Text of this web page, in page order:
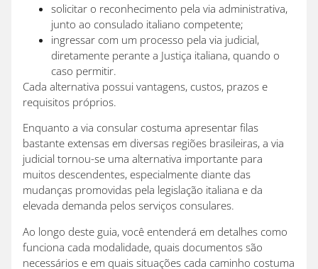
solicitar o reconhecimento pela via administrativa,
junto ao consulado italiano competente;
ingressar com um processo pela via judicial,
diretamente perante a Justiça italiana, quando o
caso permitir.
Cada alternativa possui vantagens, custos, prazos e
requisitos próprios.
Enquanto a via consular costuma apresentar filas
bastante extensas em diversas regiões brasileiras, a via
judicial tornou-se uma alternativa importante para
muitos descendentes, especialmente diante das
mudanças promovidas pela legislação italiana e da
elevada demanda pelos serviços consulares.
Ao longo deste guia, você entenderá em detalhes como
funciona cada modalidade, quais documentos são
necessários e em quais situações cada caminho costuma